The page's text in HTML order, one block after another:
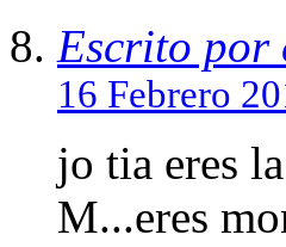
Escrito por
16 Febrero
jo tia eres
M...eres